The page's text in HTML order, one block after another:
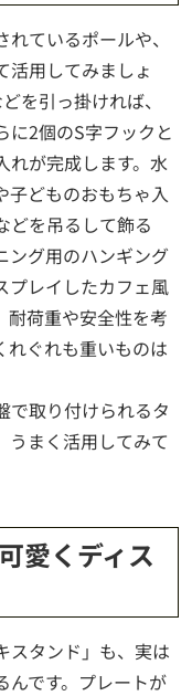
ているポールや、
活用してみましょ
を引っ掛ければ、
に2個のS字フックと
れが完成します。水
子どものおもちゃ入
どを吊るして飾る
ング用のハンギング
プレイしたカフェ風
耐荷重や安全性を考
れぐれも重いものは
で取り付けられるタ
うまく活用してみて
愛くディス
スタンド」も、実は
んです。プレートが